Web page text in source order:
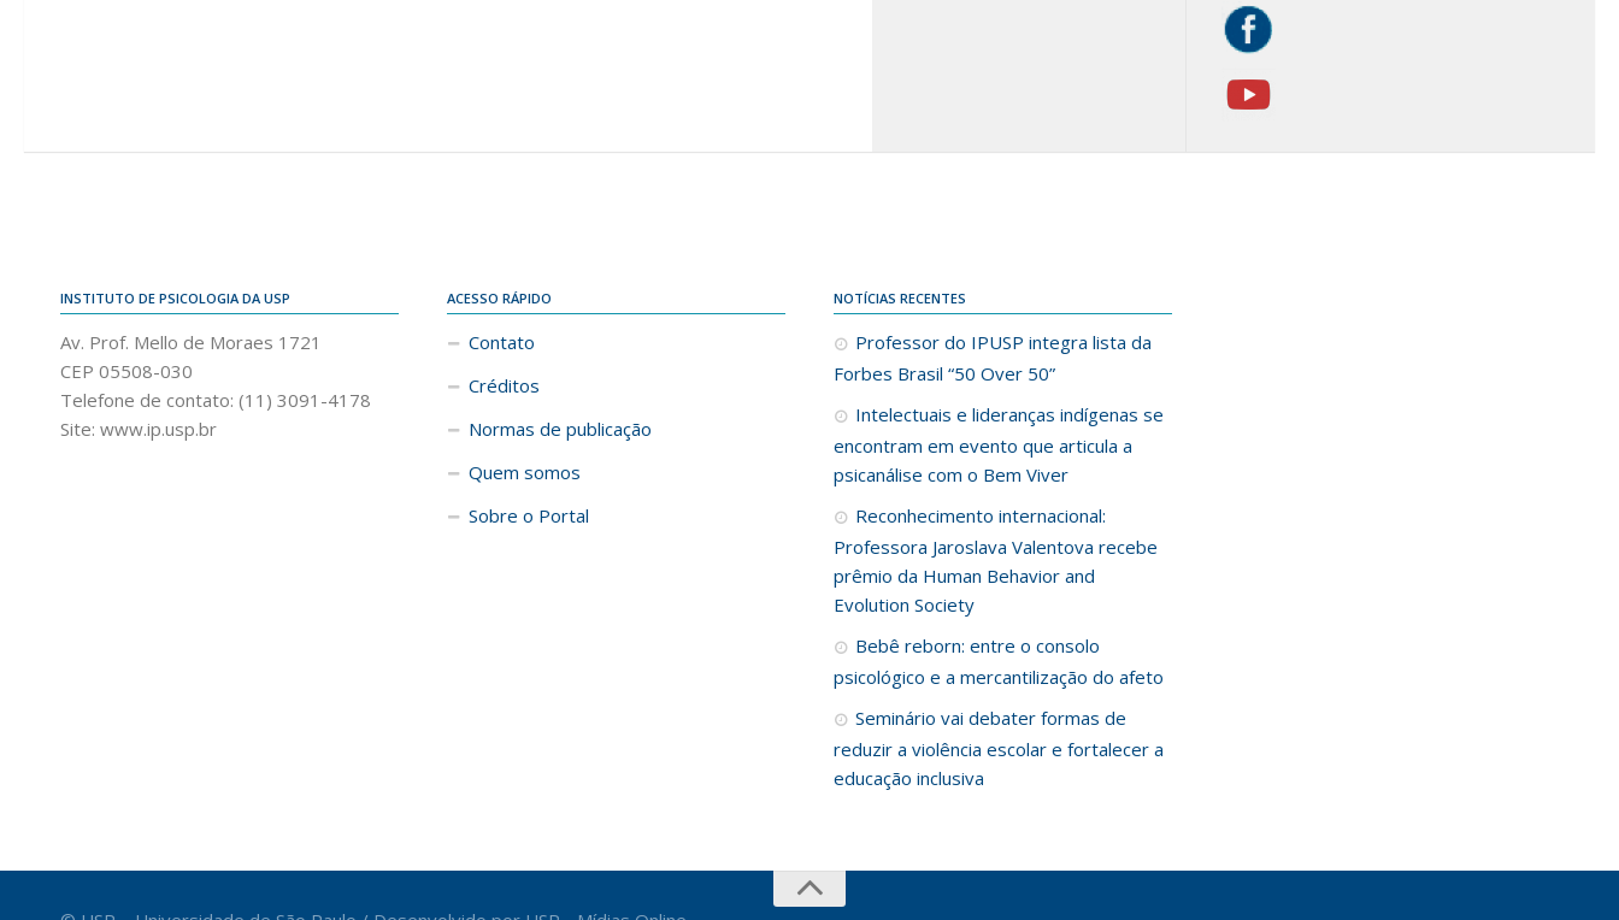
INSTITUTO DE PSICOLOGIA DA USP
Av. Prof. Mello de Moraes 1721
CEP 05508-030
Telefone de contato: (11) 3091-4178
Site: www.ip.usp.br
ACESSO RÁPIDO
Contato
Créditos
Normas de publicação
Quem somos
Sobre o Portal
NOTÍCIAS RECENTES
Professor do IPUSP integra lista da
Forbes Brasil “50 Over 50”
Intelectuais e lideranças indígenas se
encontram em evento que articula a
psicanálise com o Bem Viver
Reconhecimento internacional:
Professora Jaroslava Valentova recebe
prêmio da Human Behavior and
Evolution Society
Bebê reborn: entre o consolo
psicológico e a mercantilização do afeto
Seminário vai debater formas de
reduzir a violência escolar e fortalecer a
educação inclusiva